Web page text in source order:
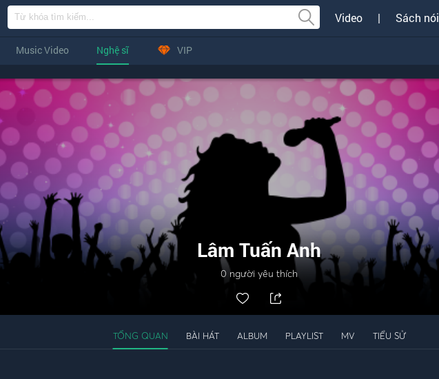
Video | Sách nói
Music Video Nghệ sĩ VIP
Lâm Tuấn Anh
0 người yêu thích
TỔNG QUAN BÀI HÁT ALBUM PLAYLIST MV TIỂU SỬ